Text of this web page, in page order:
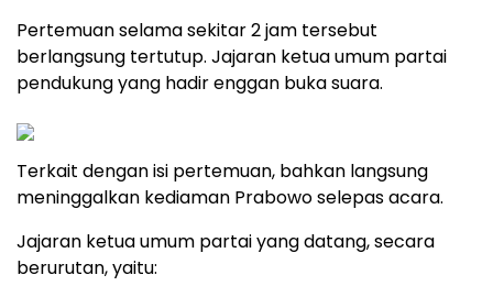
Pertemuan selama sekitar 2 jam tersebut
berlangsung tertutup. Jajaran ketua umum partai
pendukung yang hadir enggan buka suara.
Terkait dengan isi pertemuan, bahkan langsung
meninggalkan kediaman Prabowo selepas acara.
Jajaran ketua umum partai yang datang, secara
berurutan, yaitu: